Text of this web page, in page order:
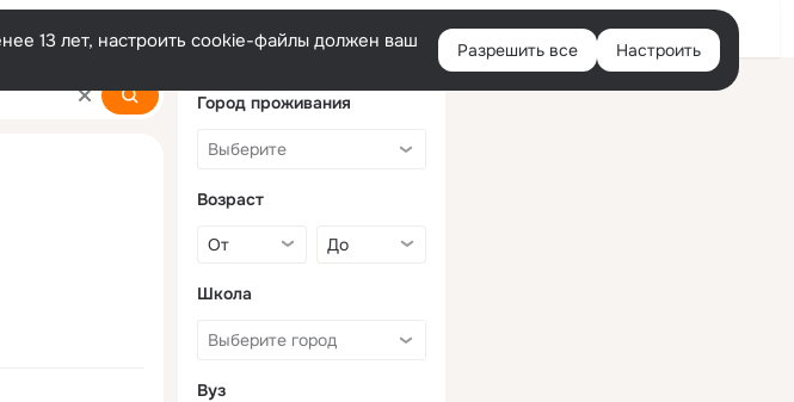
Войти
13 лет, настроить cookie-файлы должен ваш
Разрешить все Настроить
Город проживания
Возраст
Школа
Вуз